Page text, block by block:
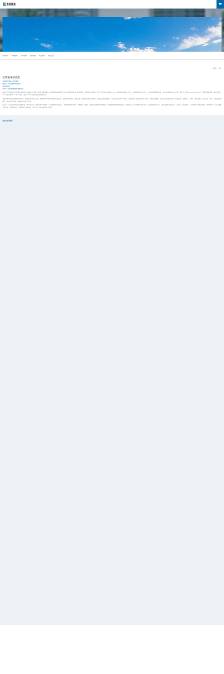
世荣地产 年顺建筑 世荣园林 世荣物业 商贸服务 商业运营
返回上一级
世荣喜来登酒店
五星级泛商务+度假酒店
结合斗门水上婚嫁非遗文化、
民俗等特色
具有斗门文化特色的标志性项目
珠海斗门首家喜来登酒店是由凯发·k8国际与全球最大酒店集团品牌——万豪酒店集团联手打造的五星级泛商务+度假酒店。世荣喜来登酒店位于在斗门区井岸镇河锦大道，规划用地面积约5万㎡，总建筑面积近12万㎡，包括酒店和商业配套，其中酒店客房为309间，预定开业日为2025年6月30日。万豪酒店集团是一家在美国上
市，经营着全球 30 余个品牌、超过 7000 家酒店的大型集团公司。
世荣喜来登酒店东侧紧临黄杨河，西侧靠近尖峰山公园，南侧靠近华发水郡省级湿地公园，北侧靠近黄杨河、湿地公园，拥有良好的河景资源，周边生态资源优越，“邻水”是项目的一大特点，这里有珠江支流的鸡啼门水道，河面宽阔逶迤，而沿河打造的还有多个湿地公园，景观怡人。同时，酒店地处斗门区行政、教育、文化优质资
源于一体的核心区域，具备独特的区位优势。
设计上，以水波与海浪为灵感来源。整个项目中，波浪化作白色线条，跃于建筑外立面之上，波浪的气势和美感，与建筑深入融合。屋顶利用连续的折线造型，体现建筑挺拔的刚毅之美，为空间注入了别样的艺术生命力。在室内空间设计上，酒店还将打造光之亭、水之帘、浪尖餐厅、云中套房等个性化空间，同时结合斗门水上婚嫁
非遗文化、民俗等特色，酒店将打造成具有一定斗门文化特色的标志性项目。
项目效果图